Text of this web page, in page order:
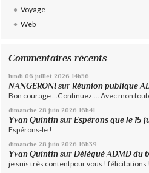
Voyage
Web
Commentaires récents
lundi 06 juillet 2026 14h56
NANGERONI surRéunion publique
Bon courage ...Continuez.... Avec mon
dimanche 28 juin 2026 16h41
Yvan Quintin surEspérons que le 15
Espérons-le !
dimanche 28 juin 2026 16h39
Yvan Quintin surDélégué ADMD du
je suis très contentpour vous ! félicitations